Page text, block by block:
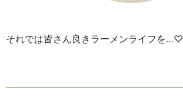
それでは皆さん良きラーメンライフを…♡